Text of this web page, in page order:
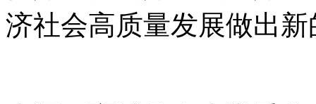
济社会高质量发展做出